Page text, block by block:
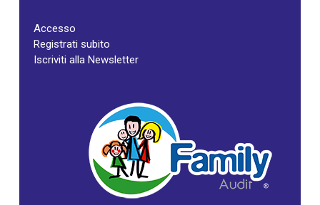
Accesso
Registrati subito
Iscriviti alla Newsletter